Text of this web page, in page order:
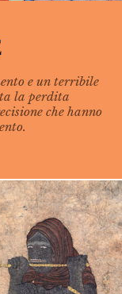
e un terribile
la perdita
che hanno